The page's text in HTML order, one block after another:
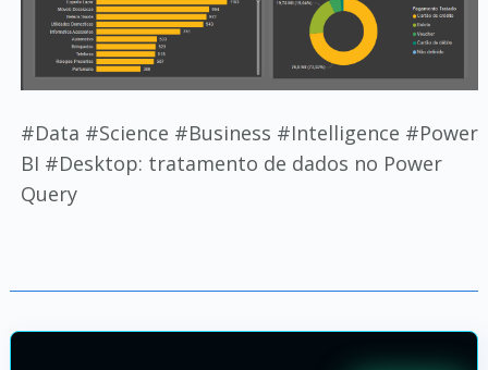
#Data #Science #Business #Intelligence #Power
BI #Desktop: tratamento de dados no Power
Query